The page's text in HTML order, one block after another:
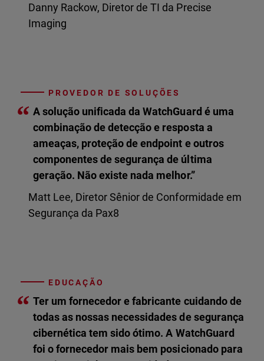
Danny Rackow, Diretor de TI da Precise
Imaging
PROVEDOR DE SOLUÇÕES
“ A solução unificada da WatchGuard é uma
combinação de detecção e resposta a
ameaças, proteção de endpoint e outros
componentes de segurança de última
geração. Não existe nada melhor.”
Matt Lee, Diretor Sênior de Conformidade em
Segurança da Pax8
EDUCAÇÃO
“ Ter um fornecedor e fabricante cuidando de
todas as nossas necessidades de segurança
cibernética tem sido ótimo. A WatchGuard
foi o fornecedor mais bem posicionado para